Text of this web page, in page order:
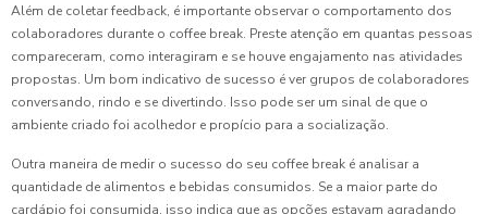
Além de coletar feedback, é importante observar o comportamento dos
colaboradores durante o coffee break. Preste atenção em quantas pessoas
compareceram, como interagiram e se houve engajamento nas atividades
propostas. Um bom indicativo de sucesso é ver grupos de colaboradores
conversando, rindo e se divertindo. Isso pode ser um sinal de que o
ambiente criado foi acolhedor e propício para a socialização.
Outra maneira de medir o sucesso do seu coffee break é analisar a
quantidade de alimentos e bebidas consumidos. Se a maior parte do
cardápio foi consumida, isso indica que as opções estavam agradando